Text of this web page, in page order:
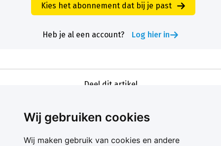
Wij gebruiken cookies
Wij maken gebruik van cookies en andere
Kies het abonnement dat bij je past
Heb je al een account? Log hier in
Deel dit artikel